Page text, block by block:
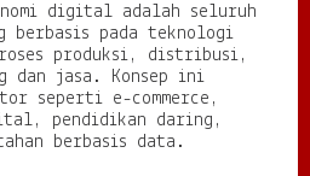
r
a
s
i
digital adalah seluruh
berbasis pada teknologi
produksi, distribusi,
dan jasa. Konsep ini
seperti e-commerce,
pendidikan daring,
berbasis data.